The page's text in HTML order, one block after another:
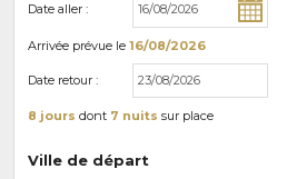
Date aller :
Arrivée prévue le 16/08/2026
Date retour :
8 jours dont 7 nuits sur place
Ville de départ